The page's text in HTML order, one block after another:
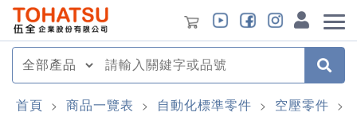
首頁 > 商品一覽表 > 自動化標準零件 > 空壓零件 >